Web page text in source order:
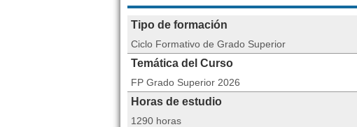
Tipo de formación
Ciclo Formativo de Grado Superior
Temática del Curso
FP Grado Superior 2026
Horas de estudio
1290 horas